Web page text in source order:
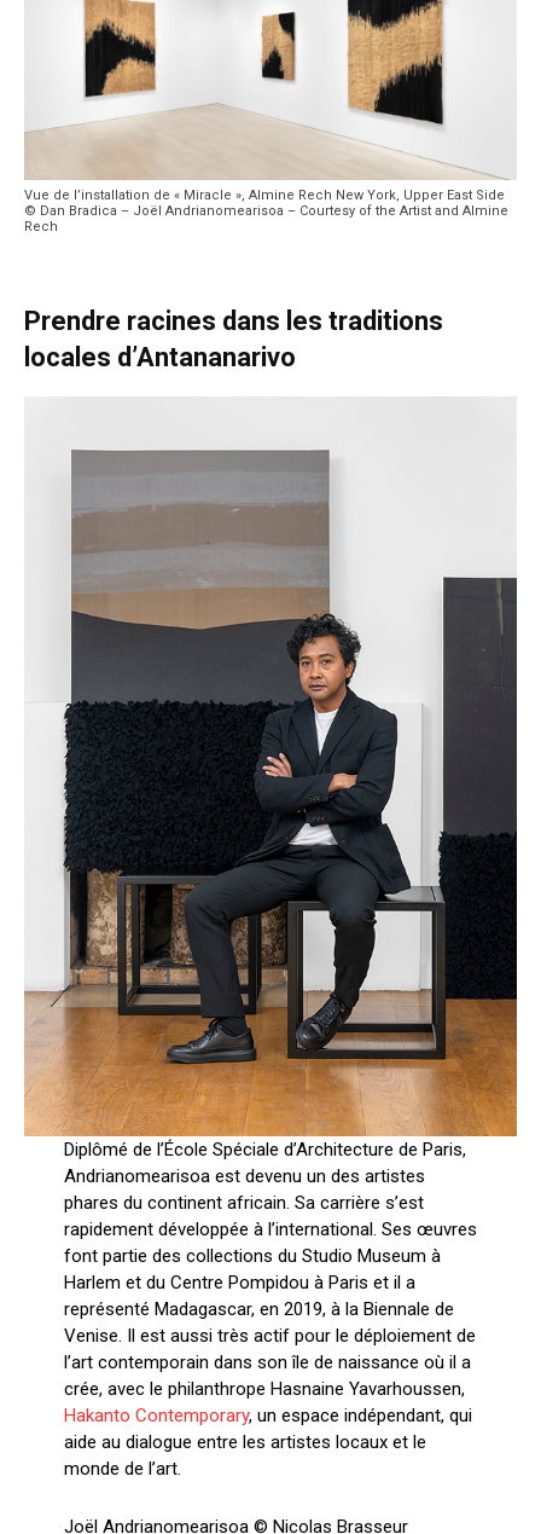
Vue de l’installation de « Miracle », Almine Rech New York, Upper East Side
© Dan Bradica – Joël Andrianomearisoa – Courtesy of the Artist and Almine
Rech
Prendre racines dans les traditions
locales d’Antananarivo
Diplômé de l’École Spéciale d’Architecture de Paris,
Andrianomearisoa est devenu un des artistes
phares du continent africain. Sa carrière s’est
rapidement développée à l’international. Ses œuvres
font partie des collections du Studio Museum à
Harlem et du Centre Pompidou à Paris et il a
représenté Madagascar, en 2019, à la Biennale de
Venise. Il est aussi très actif pour le déploiement de
l’art contemporain dans son île de naissance où il a
crée, avec le philanthrope Hasnaine Yavarhoussen,
Hakanto Contemporary, un espace indépendant, qui
aide au dialogue entre les artistes locaux et le
monde de l’art.
Joël Andrianomearisoa © Nicolas Brasseur